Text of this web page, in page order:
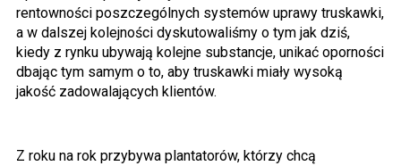
rentowności poszczególnych systemów uprawy truskawki,
a w dalszej kolejności dyskutowaliśmy o tym jak dziś,
kiedy z rynku ubywają kolejne substancje, unikać oporności
dbając tym samym o to, aby truskawki miały wysoką
jakość zadowalających klientów.
Z roku na rok przybywa plantatorów, którzy chcą